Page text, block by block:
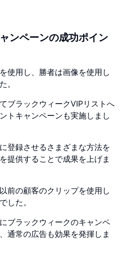
ンペーンの成功ポイン
使用し、勝者は画像を使用し
。
ブラックウィークVIPリストへ
トキャンペーンも実施しまし
登録させるさまざまな方法を
提供することで成果を上げま
前の顧客のクリップを使用し
した。
ブラックウィークのキャンペ
通常の広告も効果を発揮しま